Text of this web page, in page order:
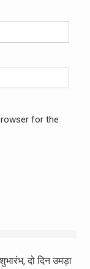
for the
दो दिन उमड़ा